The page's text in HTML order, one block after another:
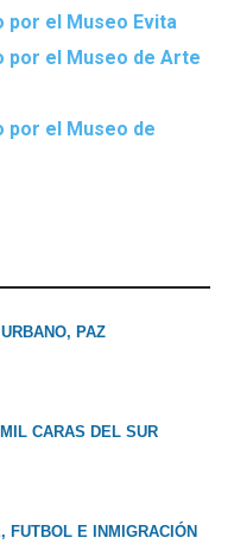
por el Museo Evita
por el Museo de Arte
por el Museo de
PAZ
CARAS DEL SUR
FUTBOL E INMIGRACIÓN